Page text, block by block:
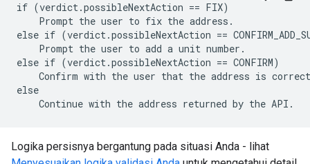
if (verdict.possibleNextAction == FIX)
    Prompt the user to fix the address.
else if (verdict.possibleNextAction ==
    Prompt the user to add a unit number.
else if (verdict.possibleNextAction == CONFIRM)
Confirm with the user that the address is
else
Logika persisnya bergantung pada situasi Anda - lihat